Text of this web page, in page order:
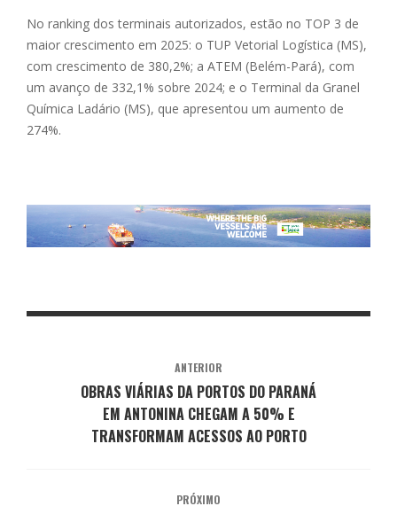
No ranking dos terminais autorizados, estão no TOP 3 de
maior crescimento em 2025: o TUP Vetorial Logística (MS),
com crescimento de 380,2%; a ATEM (Belém-Pará), com
um avanço de 332,1% sobre 2024; e o Terminal da Granel
Química Ladário (MS), que apresentou um aumento de
274%.
ANTERIOR
OBRAS VIÁRIAS DA PORTOS DO PARANÁ
EM ANTONINA CHEGAM A 50% E
TRANSFORMAM ACESSOS AO PORTO
PRÓXIMO